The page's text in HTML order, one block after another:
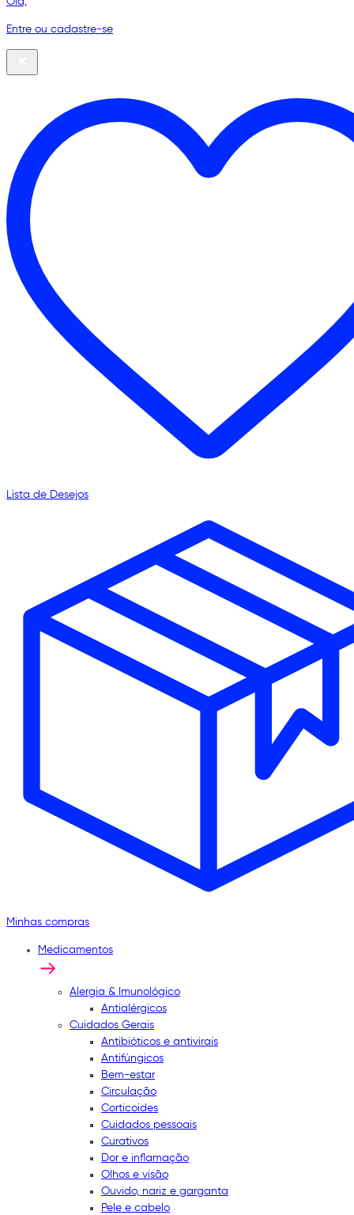
Entre ou cadastre-se
Lista de Desejos
Minhas compras
Medicamentos
Alergia & Imunológico
Antialérgicos
Cuidados Gerais
Antibióticos e antivirais
Antifúngicos
Bem-estar
Circulação
Corticoides
Cuidados pessoais
Curativos
Dor e inflamação
Olhos e visão
Ouvido, nariz e garganta
Pele e cabelo